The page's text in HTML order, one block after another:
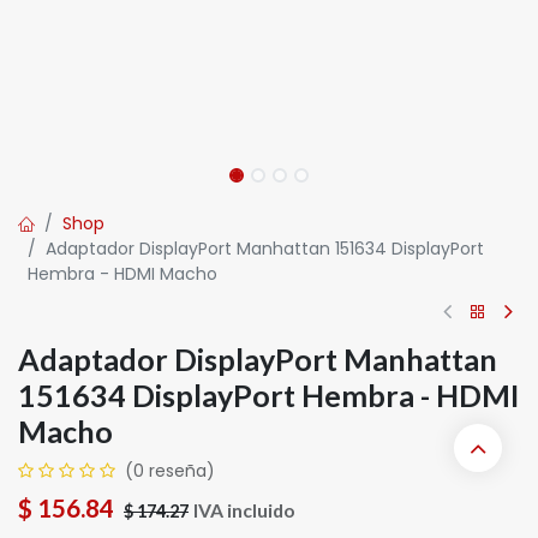
Shop
Adaptador DisplayPort Manhattan 151634 DisplayPort
Hembra - HDMI Macho
Adaptador DisplayPort Manhattan
151634 DisplayPort Hembra - HDMI
Macho
(0 reseña)
$ 156.84 $174.27 IVA incluido